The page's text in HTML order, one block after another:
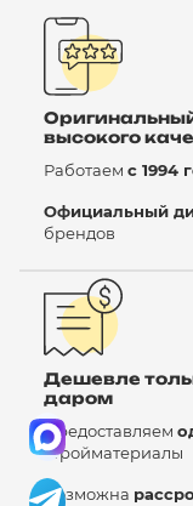
высокого
Работаем с 1994
Официальный
брендов
Дешевле
даром
Предоставляем
стройматериалы
Возможна